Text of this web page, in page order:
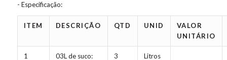
- Especificação:
ITEM DESCRIÇÃO QTD UNID
VALOR
UNITÁRIO
1
03L de suco:
3 Litros